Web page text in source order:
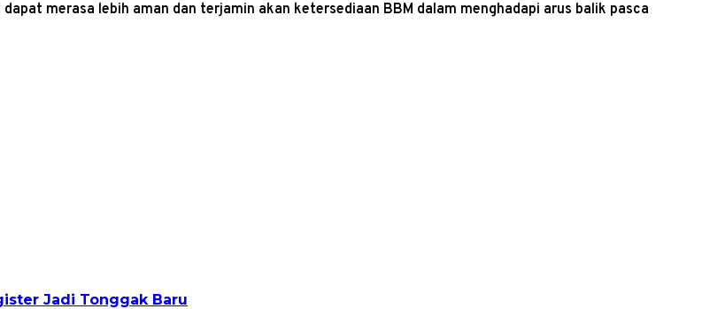
merasa lebih aman dan terjamin akan ketersediaan BBM dalam menghadapi arus balik pasca
Jadi Tonggak Baru